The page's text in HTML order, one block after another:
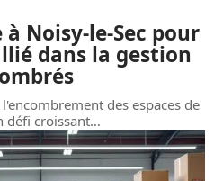
Noisy-le-Sec pour
dans la gestion
des espaces de
défi croissant…